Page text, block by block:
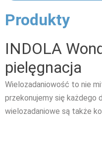
Produkty
INDOLA
pielęgnacja
Wielozadaniowość to nie
przekonujemy się każdego
wielozadaniowe są także